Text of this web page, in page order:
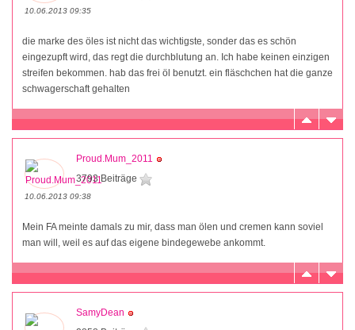
10.06.2013 09:35
die marke des öles ist nicht das wichtigste, sonder das es schön
eingezupft wird, das regt die durchblutung an. Ich habe keinen einzigen
streifen bekommen. hab das frei öl benutzt. ein fläschchen hat die ganze
schwagerschaft gehalten
Proud.Mum_2011
3793 Beiträge
10.06.2013 09:38
Mein FA meinte damals zu mir, dass man ölen und cremen kann soviel
man will, weil es auf das eigene bindegewebe ankommt.
SamyDean